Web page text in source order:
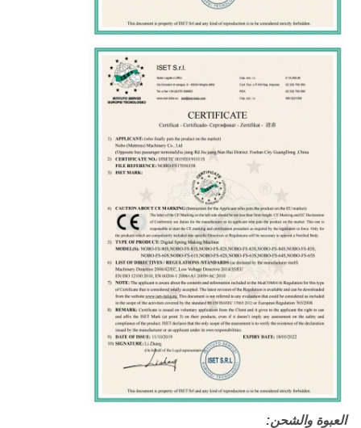
العبوة والشحن: